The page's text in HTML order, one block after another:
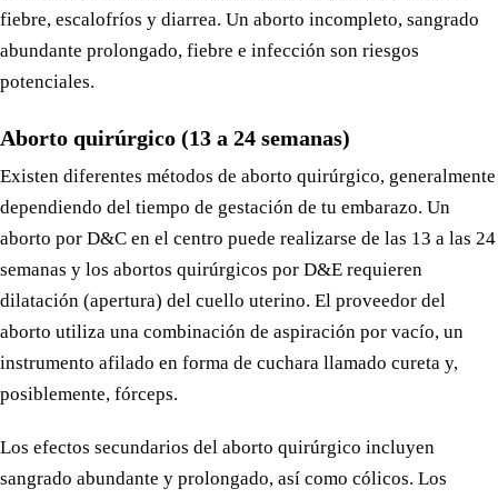
fiebre, escalofríos y diarrea. Un aborto incompleto, sangrado
abundante prolongado, fiebre e infección son riesgos
potenciales.
Aborto quirúrgico (13 a 24 semanas)
Existen diferentes métodos de aborto quirúrgico, generalmente
dependiendo del tiempo de gestación de tu embarazo. Un
aborto por D&C en el centro puede realizarse de las 13 a las 24
semanas y los abortos quirúrgicos por D&E requieren
dilatación (apertura) del cuello uterino. El proveedor del
aborto utiliza una combinación de aspiración por vacío, un
instrumento afilado en forma de cuchara llamado cureta y,
posiblemente, fórceps.
Los efectos secundarios del aborto quirúrgico incluyen
sangrado abundante y prolongado, así como cólicos. Los